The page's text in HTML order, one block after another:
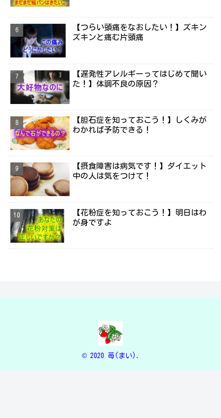
【つらい頭痛をなおしたい！】ズキン
ズキンと痛む片頭痛
【遅発性アレルギーってはじめて聞い
た！】体調不良の原因？
【胆石症を知っておこう！】しくみが
わかれば予防できる！
【摂食障害は病気です！】ダイエット
中の人は気をつけて！
【花粉症を知っておこう！】明日はわ
が身ですよ
© 2020 苺(まい).